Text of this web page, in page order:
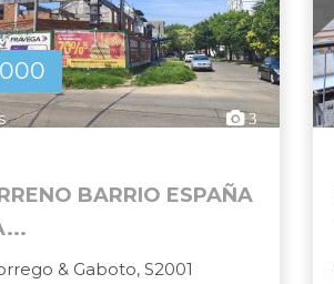
3
BARRIO ESPAÑA
& Gaboto, S2001